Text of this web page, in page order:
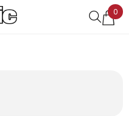
0
Favoriter (0)